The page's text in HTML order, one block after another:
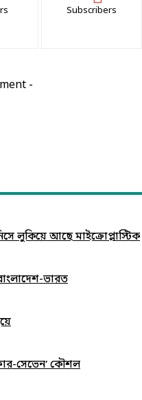
Subscribers
-
লুকিয়ে আছে মাইক্রোপ্লাস্টিক
ভারত
সেভেন’ কৌশল